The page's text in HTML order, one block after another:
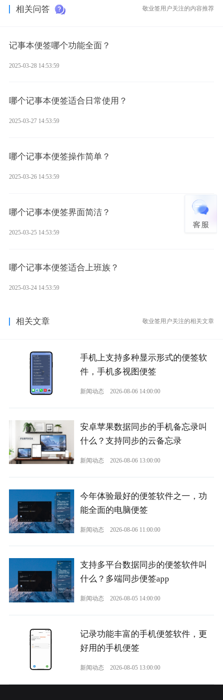
相关问答 敬业签用户关注的内容推荐
记事本便签哪个功能全面？
2025-03-28 14:53:59
哪个记事本便签适合日常使用？
2025-03-27 14:53:59
哪个记事本便签操作简单？
2025-03-26 14:53:59
哪个记事本便签界面简洁？
2025-03-25 14:53:59
哪个记事本便签适合上班族？
2025-03-24 14:53:59
相关文章 敬业签用户关注的相关文章
手机上支持多种显示形式的便签软
件，手机多视图便签
新闻动态 2026-08-06 14:00:00
安卓苹果数据同步的手机备忘录叫
什么？支持同步的云备忘录
新闻动态 2026-08-06 13:00:00
今年体验最好的便签软件之一，功
能全面的电脑便签
新闻动态 2026-08-06 11:00:00
支持多平台数据同步的便签软件叫
什么？多端同步便签app
新闻动态 2026-08-05 14:00:00
记录功能丰富的手机便签软件，更
好用的手机便签
新闻动态 2026-08-05 13:00:00